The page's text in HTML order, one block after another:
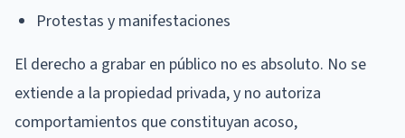
Protestas y manifestaciones
El derecho a grabar en público no es absoluto. No se
extiende a la propiedad privada, y no autoriza
comportamientos que constituyan acoso,